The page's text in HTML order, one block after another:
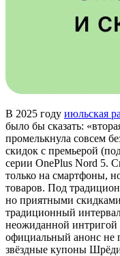
В 2025 году июльская
было бы сказать:
промелькнула совсем
скидок с премьерой
серии OnePlus Nord 5.
только на смартфоны,
товаров. Под
но приятными
традиционный
неожиданной интригой
официальный анонс не
звёздные купоны